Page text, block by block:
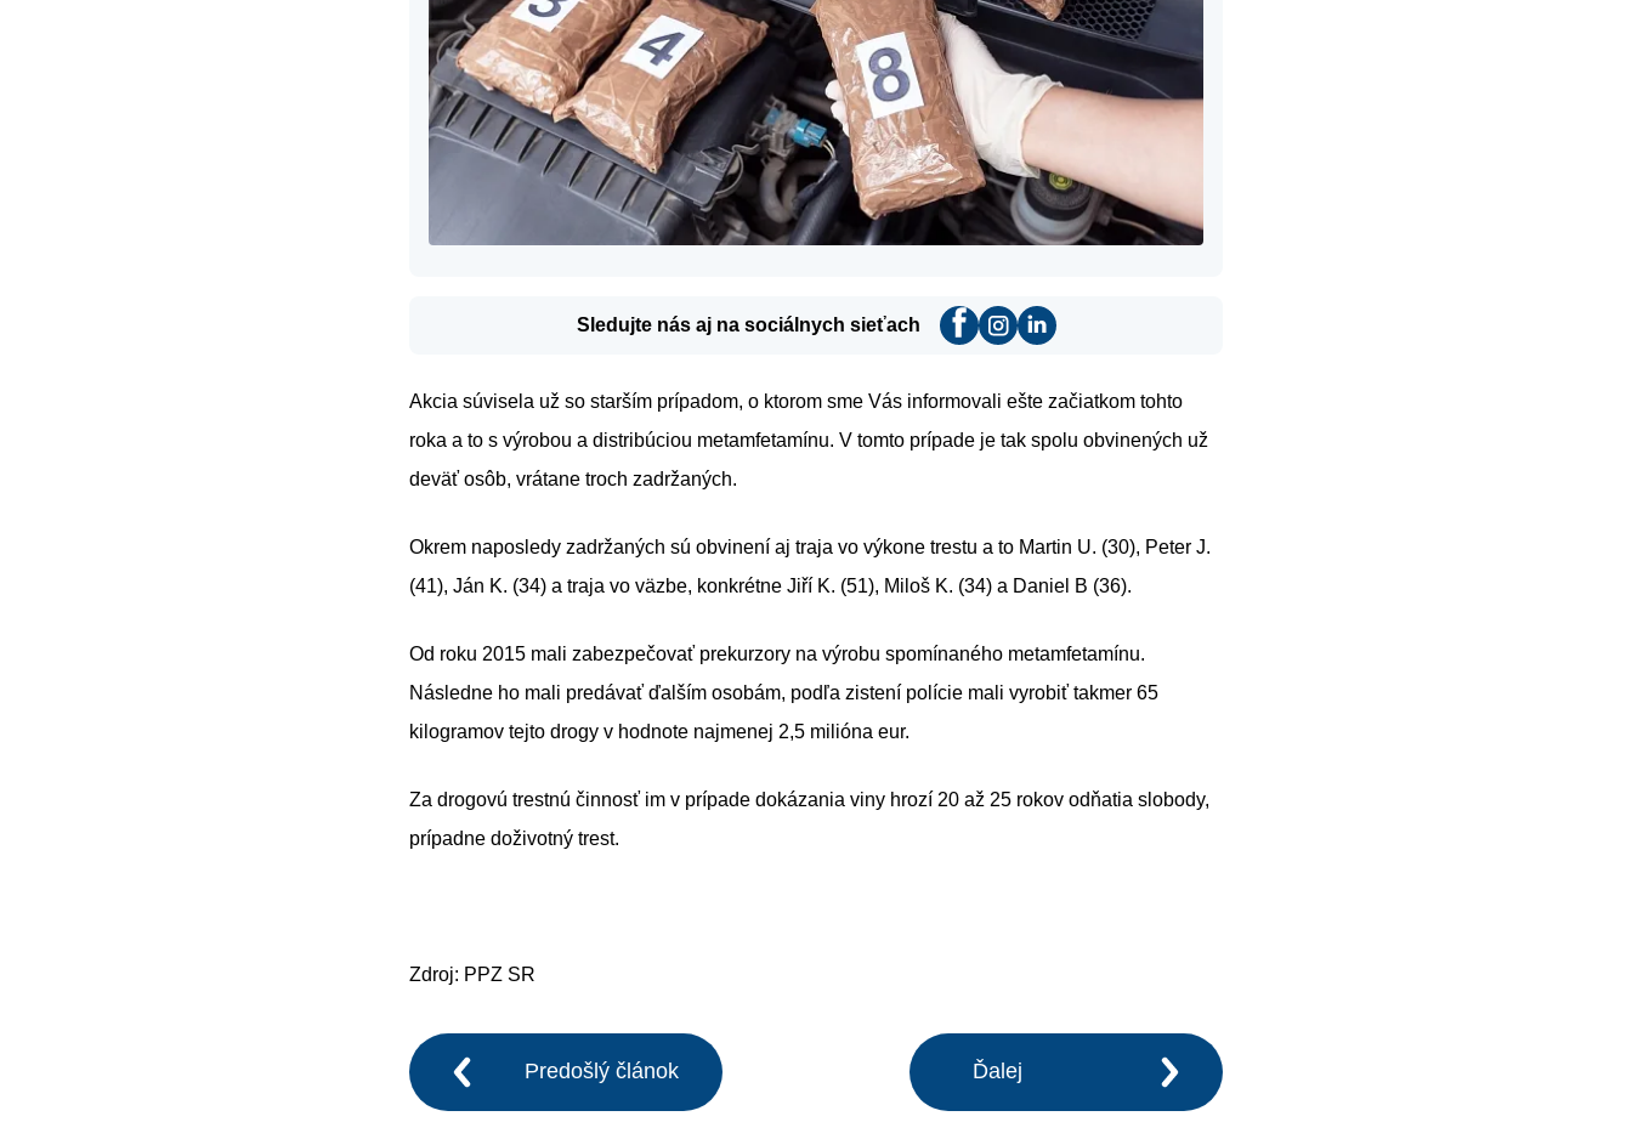
Sledujte nás aj na sociálnych sieťach
Akcia súvisela už so starším prípadom, o ktorom sme Vás informovali ešte začiatkom tohto
roka a to s výrobou a distribúciou metamfetamínu. V tomto prípade je tak spolu obvinených už
deväť osôb, vrátane troch zadržaných.
Okrem naposledy zadržaných sú obvinení aj traja vo výkone trestu a to Martin U. (30), Peter J.
(41), Ján K. (34) a traja vo väzbe, konkrétne Jiří K. (51), Miloš K. (34) a Daniel B (36).
Od roku 2015 mali zabezpečovať prekurzory na výrobu spomínaného metamfetamínu.
Následne ho mali predávať ďalším osobám, podľa zistení polície mali vyrobiť takmer 65
kilogramov tejto drogy v hodnote najmenej 2,5 milióna eur.
Za drogovú trestnú činnosť im v prípade dokázania viny hrozí 20 až 25 rokov odňatia slobody,
prípadne doživotný trest.
Zdroj: PPZ SR
Predošlý článok Ďalej